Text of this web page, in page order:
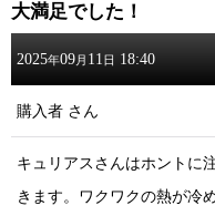
大満足でした！
2025年09月 11 日 18:40
購入者 さん
キュリアスさんはホントに
きます。ワクワクの熱が冷